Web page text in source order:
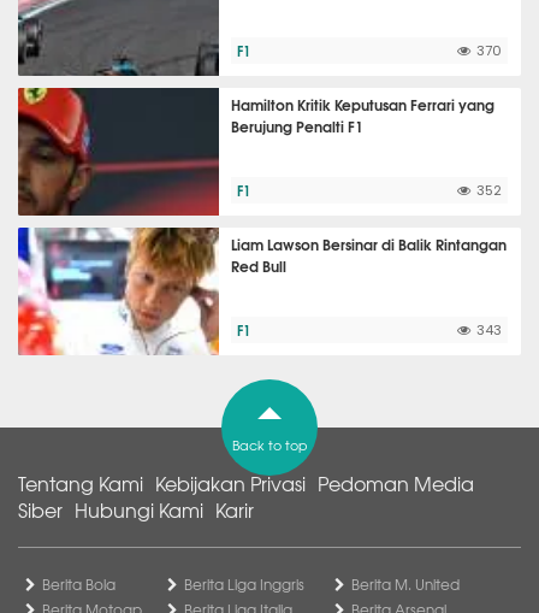
F1 370
Hamilton Kritik Keputusan Ferrari yang
Berujung Penalti F1
F1 352
Liam Lawson Bersinar di Balik Rintangan
Red Bull
F1 343
Back to top
Tentang Kami Kebijakan Privasi Pedoman Media
Siber Hubungi Kami Karir
Berita Bola
Berita Liga Inggris
Berita M. United